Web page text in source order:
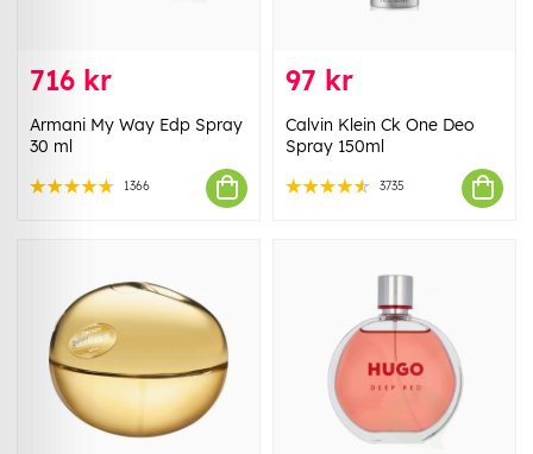
716 kr
Armani My Way Edp Spray
30 ml
1366
97 kr
Calvin Klein Ck One Deo
Spray 150ml
3735